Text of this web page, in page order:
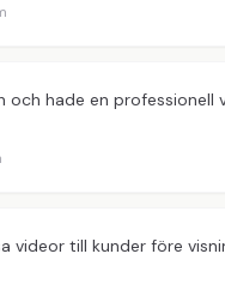
hade en professionell
videor till kunder före